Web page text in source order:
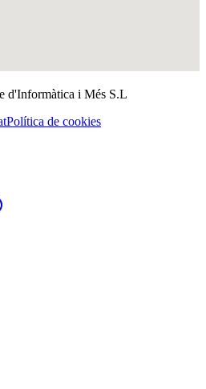
d'Informàtica i Més S.L
Política de cookies